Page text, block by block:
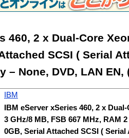
460, 2 x Dual-Core
SCSI ( Serial
– None, DVD, LAN EN,
IBM
IBM eServer xSeries 460, 2 x
3 GHz/8 MB, FSB 667 MHz, RAM
0GB, Serial Attached SCSI ( Serial